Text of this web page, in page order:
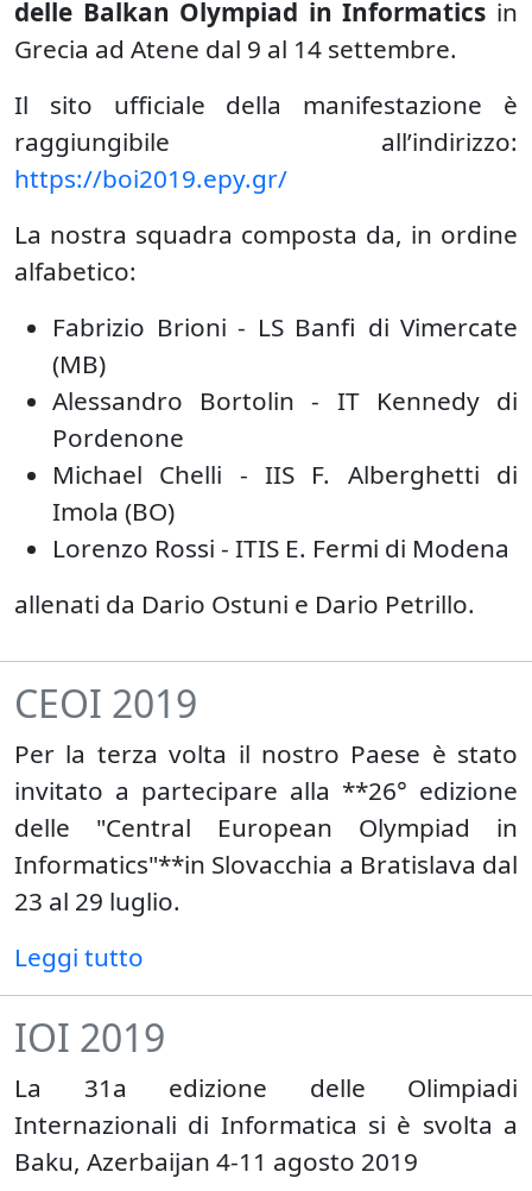
delle Balkan Olympiad in Informatics in
Grecia ad Atene dal 9 al 14 settembre.
Il sito ufficiale della manifestazione è
raggiungibile all’indirizzo:
https://boi2019.epy.gr/
La nostra squadra composta da, in ordine
alfabetico:
Fabrizio Brioni - LS Banfi di Vimercate
(MB)
Alessandro Bortolin - IT Kennedy di
Pordenone
Michael Chelli - IIS F. Alberghetti di
Imola (BO)
Lorenzo Rossi - ITIS E. Fermi di Modena
allenati da Dario Ostuni e Dario Petrillo.
CEOI 2019
Per la terza volta il nostro Paese è stato
invitato a partecipare alla **26° edizione
delle "Central European Olympiad in
Informatics"**in Slovacchia a Bratislava dal
23 al 29 luglio.
Leggi tutto
IOI 2019
La 31a edizione delle Olimpiadi
Internazionali di Informatica si è svolta a
Baku, Azerbaijan 4-11 agosto 2019